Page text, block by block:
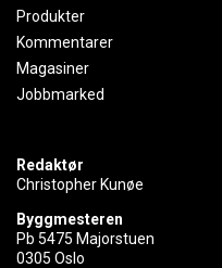
Produkter
Kommentarer
Magasiner
Jobbmarked
Redaktør
Christopher Kunøe
Byggmesteren
Pb 5475 Majorstuen
0305 Oslo